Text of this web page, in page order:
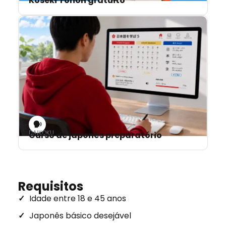
DAIKOKU
Curso de japonês preparatório
Requisitos
Idade entre 18 e 45 anos
Japonês básico desejável